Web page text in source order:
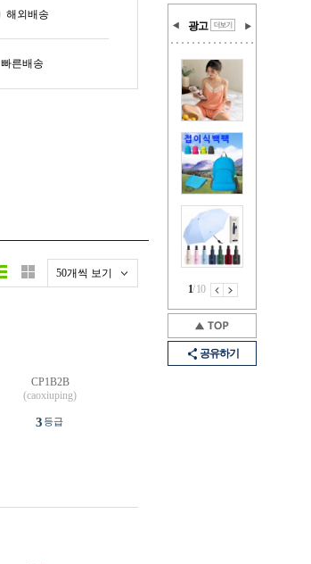
광고
1/10
공유하기
해외배송
빠른배송
50개씩 보기
CP1B2B
(caoxiuping)
3등급